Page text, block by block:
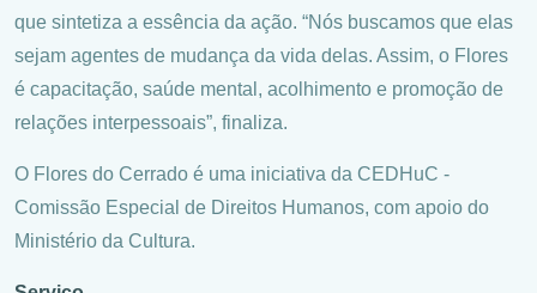
que sintetiza a essência da ação. “Nós buscamos que elas
sejam agentes de mudança da vida delas. Assim, o Flores
é capacitação, saúde mental, acolhimento e promoção de
relações interpessoais”, finaliza.
O Flores do Cerrado é uma iniciativa da CEDHuC -
Comissão Especial de Direitos Humanos, com apoio do
Ministério da Cultura.